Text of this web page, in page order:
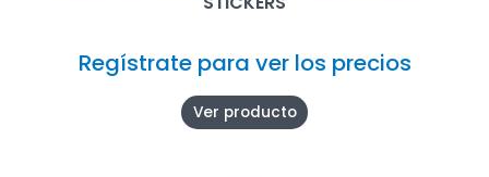
Regístrate para ver los precios
Ver producto